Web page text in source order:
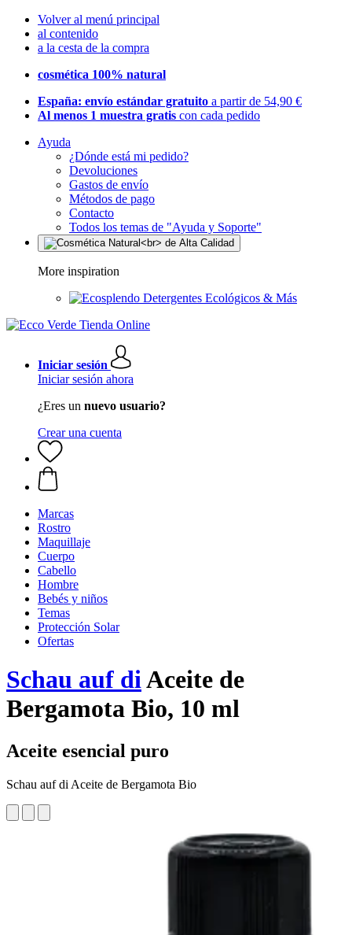
Volver al menú principal
al contenido
a la cesta de la compra
cosmética 100% natural
España: envío estándar gratuito a partir de 54,90 €
Al menos 1 muestra gratis con cada pedido
Ayuda
¿Dónde está mi pedido?
Devoluciones
Gastos de envío
Métodos de pago
Contacto
Todos los temas de "Ayuda y Soporte"
More inspiration
Detergentes Ecológicos & Más
Iniciar sesión
Iniciar sesión ahora
¿Eres un nuevo usuario?
Crear una cuenta
Marcas
Rostro
Maquillaje
Cuerpo
Cabello
Hombre
Bebés y niños
Temas
Protección Solar
Ofertas
Schau auf diAceite de
Bergamota Bio, 10 ml
Aceite esencial puro
Schau auf di Aceite de Bergamota Bio